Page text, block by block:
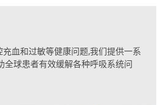
血和过敏等健康问题,我们提供一系
全球患者有效缓解各种呼吸系统问